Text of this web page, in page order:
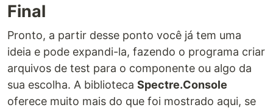
Final
Pronto, a partir desse ponto você já tem uma
ideia e pode expandi-la, fazendo o programa criar
arquivos de test para o componente ou algo da
sua escolha. A biblioteca Spectre.Console
oferece muito mais do que foi mostrado aqui, se